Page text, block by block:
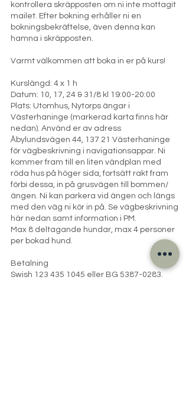
kontrollera skräpposten om ni inte mottagit
mailet. Efter bokning erhåller ni en
bokningsbekräftelse, även denna kan
hamna i skräpposten.
Varmt välkommen att boka in er på kurs!
Kurslängd: 4 x 1 h
Datum: 10, 17, 24 & 31/8 kl 19:00-20:00
Plats: Utomhus, Nytorps ängar i
Västerhaninge (markerad karta finns här
nedan). Använd er av adress
Åbylundsvägen 44, 137 21 Västerhaninge
för vägbeskrivning i navigationsappar. Ni
kommer fram till en liten vändplan med
röda hus på höger sida, fortsätt rakt fram
förbi dessa, in på grusvägen till bommen/
ängen. Ni kan parkera vid ängen och längs
med den väg ni kör in på. Se vägbeskrivning
här nedan samt information i PM.
Max 8 deltagande hundar, max 4 personer
per bokad hund.
Betalning
Swish 123 435 1045 eller BG 5387-0283.